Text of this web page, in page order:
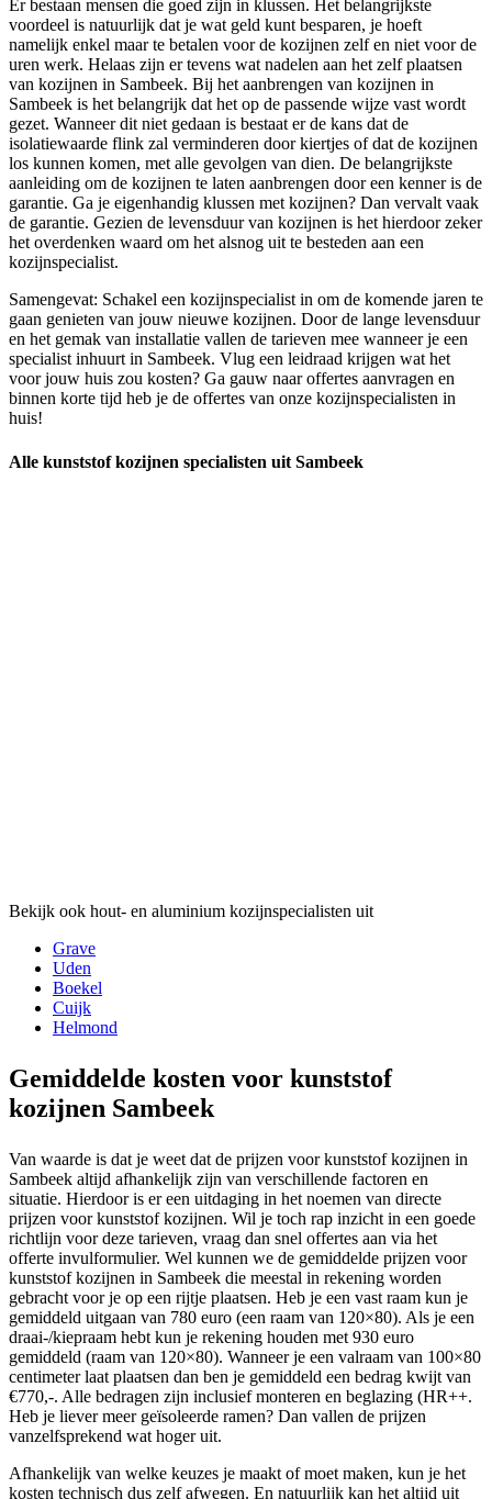
Er bestaan mensen die goed zijn in klussen. Het belangrijkste
voordeel is natuurlijk dat je wat geld kunt besparen, je hoeft
namelijk enkel maar te betalen voor de kozijnen zelf en niet voor de
uren werk. Helaas zijn er tevens wat nadelen aan het zelf plaatsen
van kozijnen in Sambeek. Bij het aanbrengen van kozijnen in
Sambeek is het belangrijk dat het op de passende wijze vast wordt
gezet. Wanneer dit niet gedaan is bestaat er de kans dat de
isolatiewaarde flink zal verminderen door kiertjes of dat de kozijnen
los kunnen komen, met alle gevolgen van dien. De belangrijkste
aanleiding om de kozijnen te laten aanbrengen door een kenner is de
garantie. Ga je eigenhandig klussen met kozijnen? Dan vervalt vaak
de garantie. Gezien de levensduur van kozijnen is het hierdoor zeker
het overdenken waard om het alsnog uit te besteden aan een
kozijnspecialist.
Samengevat: Schakel een kozijnspecialist in om de komende jaren te
gaan genieten van jouw nieuwe kozijnen. Door de lange levensduur
en het gemak van installatie vallen de tarieven mee wanneer je een
specialist inhuurt in Sambeek. Vlug een leidraad krijgen wat het
voor jouw huis zou kosten? Ga gauw naar offertes aanvragen en
binnen korte tijd heb je de offertes van onze kozijnspecialisten in
huis!
Alle kunststof kozijnen specialisten uit Sambeek
Bekijk ook hout- en aluminium kozijnspecialisten uit
Grave
Uden
Boekel
Cuijk
Helmond
Gemiddelde kosten voor kunststof
kozijnen Sambeek
Van waarde is dat je weet dat de prijzen voor kunststof kozijnen in
Sambeek altijd afhankelijk zijn van verschillende factoren en
situatie. Hierdoor is er een uitdaging in het noemen van directe
prijzen voor kunststof kozijnen. Wil je toch rap inzicht in een goede
richtlijn voor deze tarieven, vraag dan snel offertes aan via het
offerte invulformulier. Wel kunnen we de gemiddelde prijzen voor
kunststof kozijnen in Sambeek die meestal in rekening worden
gebracht voor je op een rijtje plaatsen. Heb je een vast raam kun je
gemiddeld uitgaan van 780 euro (een raam van 120×80). Als je een
draai-/kiepraam hebt kun je rekening houden met 930 euro
gemiddeld (raam van 120×80). Wanneer je een valraam van 100×80
centimeter laat plaatsen dan ben je gemiddeld een bedrag kwijt van
€770,-. Alle bedragen zijn inclusief monteren en beglazing (HR++.
Heb je liever meer geïsoleerde ramen? Dan vallen de prijzen
vanzelfsprekend wat hoger uit.
Afhankelijk van welke keuzes je maakt of moet maken, kun je het
kosten technisch dus zelf afwegen. En natuurlijk kan het altijd uit